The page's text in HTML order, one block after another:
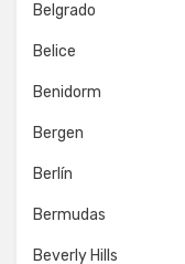
Belgrado
Belice
Benidorm
Bergen
Berlín
Bermudas
Beverly Hills